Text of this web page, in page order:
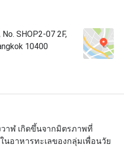
SHOP2-07 2F,
10400
าฬ เกิดขึ้นจากมิตรภาพที่
อาหารทะเลของกลุ่มเพื่อนวัย